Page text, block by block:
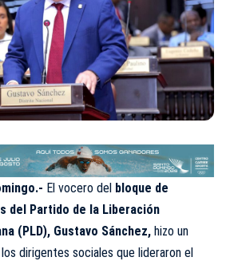
El vocero del bloque de
del Partido de la Liberación
(PLD), Gustavo Sánchez, hizo un
los dirigentes sociales que lideraron el